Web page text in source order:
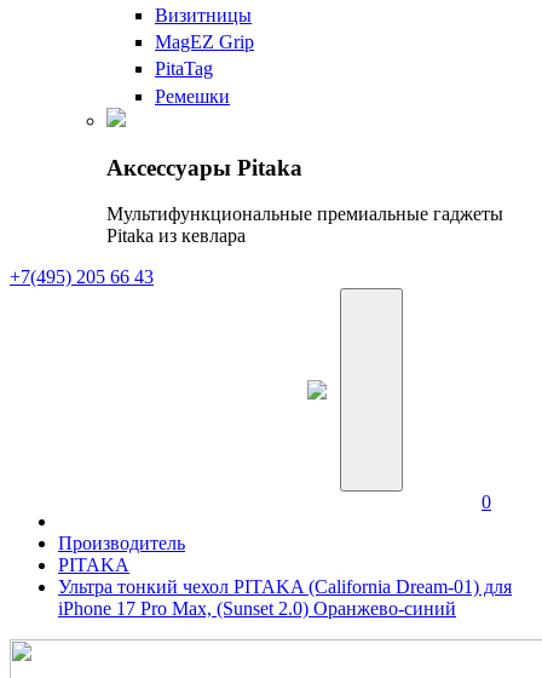
Визитницы
MagEZ Grip
PitaTag
Ремешки
Аксессуары Pitaka
Мультифункциональные премиальные гаджеты
Pitaka из кевлара
+7(495) 205 66 43
0
Производитель
PITAKA
Ультра тонкий чехол PITAKA (California Dream-01) для
iPhone 17 Pro Max, (Sunset 2.0) Оранжево-синий